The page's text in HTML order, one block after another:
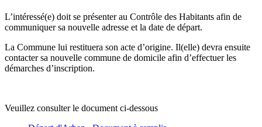
L’intéressé(e) doit se présenter au Contrôle des Habitants afin de
communiquer sa nouvelle adresse et la date de départ.
La Commune lui restituera son acte d’origine. Il(elle) devra ensuite
contacter sa nouvelle commune de domicile afin d’effectuer les
démarches d’inscription.
Veuillez consulter le document ci-dessous